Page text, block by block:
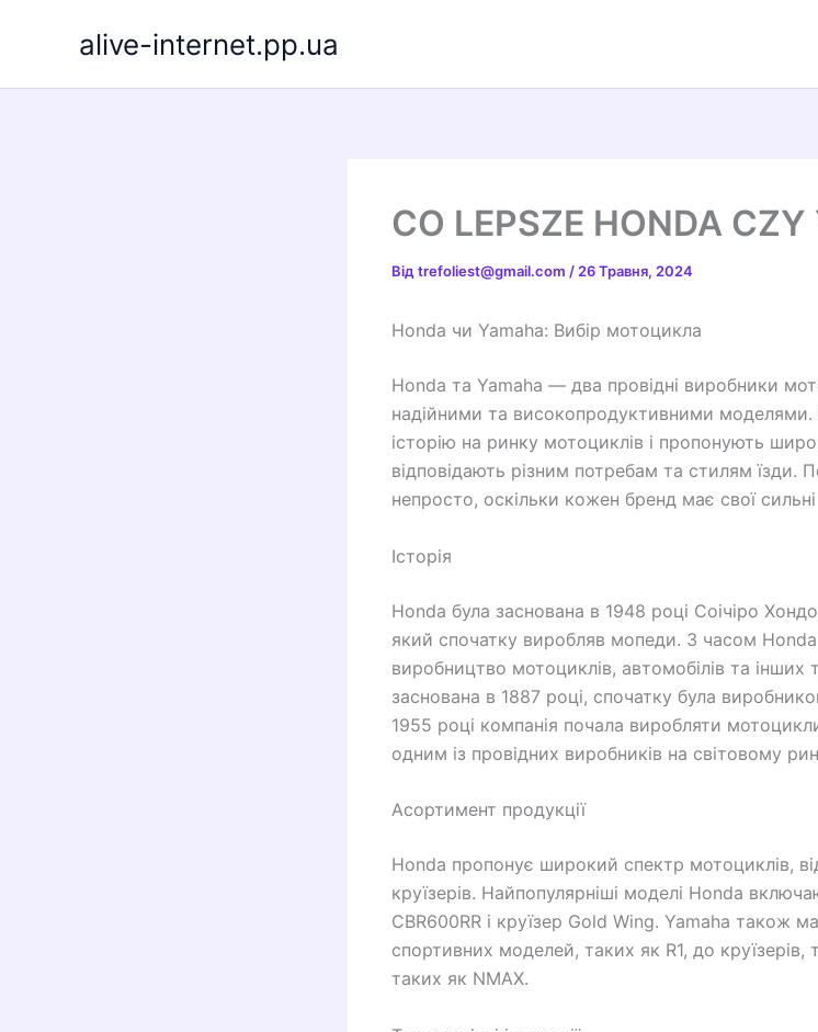
alive-internet.pp.ua
CO LEPSZE HONDA
Від trefoliest@gmail.com / 26 Травня, 2024
Honda чи Yamaha: Вибір мотоцикла
Honda та Yamaha — два провідні виробники
надійними та високопродуктивними моделями.
історію на ринку мотоциклів і пропонують
відповідають різним потребам та стилям їзди.
непросто, оскільки кожен бренд має свої
Історія
Honda була заснована в 1948 році Соічіро
який спочатку виробляв мопеди. З часом
виробництво мотоциклів, автомобілів та інших
заснована в 1887 році, спочатку була
1955 році компанія почала виробляти
одним із провідних виробників на світовому
Асортимент продукції
Honda пропонує широкий спектр мотоциклів,
круїзерів. Найпопулярніші моделі Honda
CBR600RR і круїзер Gold Wing. Yamaha також
спортивних моделей, таких як R1, до круїзерів,
таких як NMAX.